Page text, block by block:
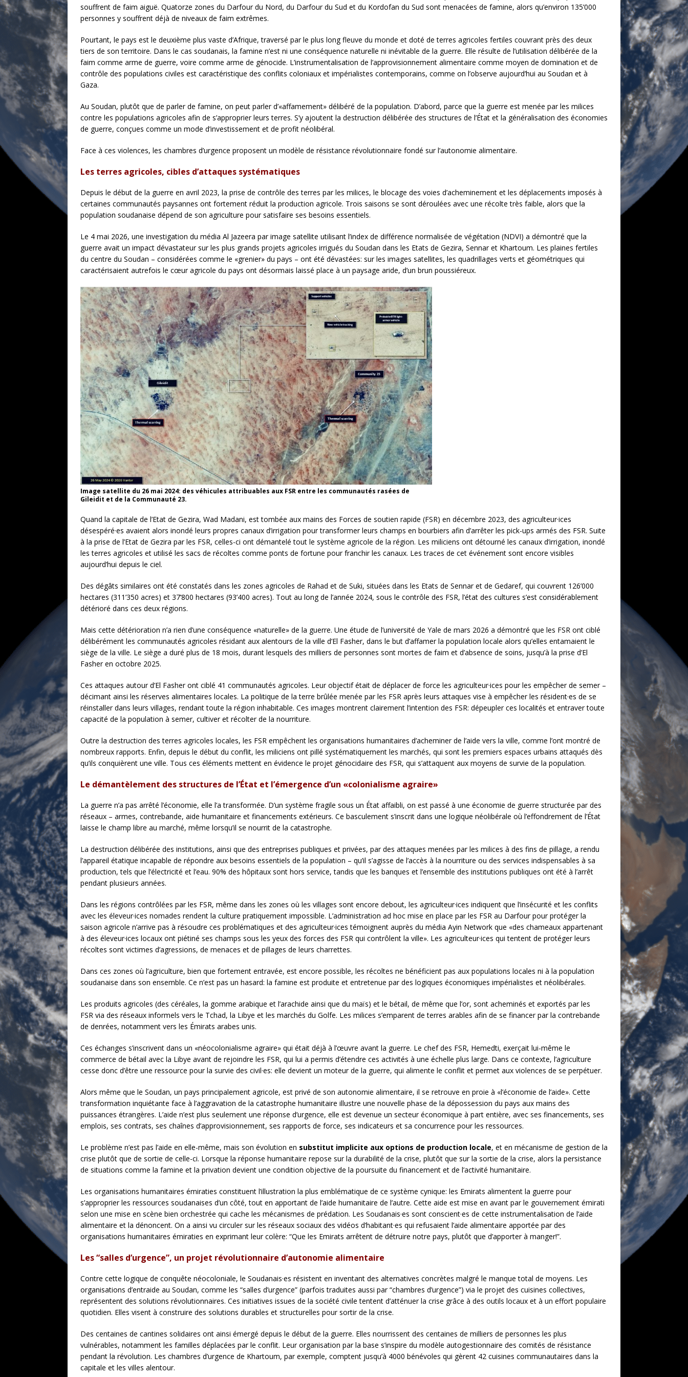
souffrent de faim aiguë. Quatorze zones du Darfour du Nord, du Darfour du Sud et du Kordofan du Sud sont menacées de famine, alors qu’environ 135’000
personnes y souffrent déjà de niveaux de faim extrêmes.
Pourtant, le pays est le deuxième plus vaste d’Afrique, traversé par le plus long fleuve du monde et doté de terres agricoles fertiles couvrant près des deux
tiers de son territoire. Dans le cas soudanais, la famine n’est ni une conséquence naturelle ni inévitable de la guerre. Elle résulte de l’utilisation délibérée de la
faim comme arme de guerre, voire comme arme de génocide. L’instrumentalisation de l’approvisionnement alimentaire comme moyen de domination et de
contrôle des populations civiles est caractéristique des conflits coloniaux et impérialistes contemporains, comme on l’observe aujourd’hui au Soudan et à
Gaza.
Au Soudan, plutôt que de parler de famine, on peut parler d’«affamement» délibéré de la population. D’abord, parce que la guerre est menée par les milices
contre les populations agricoles afin de s’approprier leurs terres. S’y ajoutent la destruction délibérée des structures de l’État et la généralisation des économies
de guerre, conçues comme un mode d’investissement et de profit néolibéral.
Face à ces violences, les chambres d’urgence proposent un modèle de résistance révolutionnaire fondé sur l’autonomie alimentaire.
Les terres agricoles, cibles d’attaques systématiques
Depuis le début de la guerre en avril 2023, la prise de contrôle des terres par les milices, le blocage des voies d’acheminement et les déplacements imposés à
certaines communautés paysannes ont fortement réduit la production agricole. Trois saisons se sont déroulées avec une récolte très faible, alors que la
population soudanaise dépend de son agriculture pour satisfaire ses besoins essentiels.
Le 4 mai 2026, une investigation du média Al Jazeera par image satellite utilisant l’index de différence normalisée de végétation (NDVI) a démontré que la
guerre avait un impact dévastateur sur les plus grands projets agricoles irrigués du Soudan dans les Etats de Gezira, Sennar et Khartoum. Les plaines fertiles
du centre du Soudan – considérées comme le «grenier» du pays – ont été dévastées: sur les images satellites, les quadrillages verts et géométriques qui
caractérisaient autrefois le cœur agricole du pays ont désormais laissé place à un paysage aride, d’un brun poussiéreux.
Image satellite du 26 mai 2024: des véhicules attribuables aux FSR entre les communautés rasées de
Gileidit et de la Communauté 23.
Quand la capitale de l’Etat de Gezira, Wad Madani, est tombée aux mains des Forces de soutien rapide (FSR) en décembre 2023, des agriculteur·ices
désespéré·es avaient alors inondé leurs propres canaux d’irrigation pour transformer leurs champs en bourbiers afin d’arrêter les pick-ups armés des FSR. Suite
à la prise de l’Etat de Gezira par les FSR, celles-ci ont démantelé tout le système agricole de la région. Les miliciens ont détourné les canaux d’irrigation, inondé
les terres agricoles et utilisé les sacs de récoltes comme ponts de fortune pour franchir les canaux. Les traces de cet événement sont encore visibles
aujourd’hui depuis le ciel.
Des dégâts similaires ont été constatés dans les zones agricoles de Rahad et de Suki, situées dans les Etats de Sennar et de Gedaref, qui couvrent 126’000
hectares (311’350 acres) et 37’800 hectares (93’400 acres). Tout au long de l’année 2024, sous le contrôle des FSR, l’état des cultures s’est considérablement
détérioré dans ces deux régions.
Mais cette détérioration n’a rien d’une conséquence «naturelle» de la guerre. Une étude de l’université de Yale de mars 2026 a démontré que les FSR ont ciblé
délibérément les communautés agricoles résidant aux alentours de la ville d’El Fasher, dans le but d’affamer la population locale alors qu’elles entamaient le
siège de la ville. Le siège a duré plus de 18 mois, durant lesquels des milliers de personnes sont mortes de faim et d’absence de soins, jusqu’à la prise d’El
Fasher en octobre 2025.
Ces attaques autour d’El Fasher ont ciblé 41 communautés agricoles. Leur objectif était de déplacer de force les agriculteur·ices pour les empêcher de semer –
décimant ainsi les réserves alimentaires locales. La politique de la terre brûlée menée par les FSR après leurs attaques vise à empêcher les résident·es de se
réinstaller dans leurs villages, rendant toute la région inhabitable. Ces images montrent clairement l’intention des FSR: dépeupler ces localités et entraver toute
capacité de la population à semer, cultiver et récolter de la nourriture.
Outre la destruction des terres agricoles locales, les FSR empêchent les organisations humanitaires d’acheminer de l’aide vers la ville, comme l’ont montré de
nombreux rapports. Enfin, depuis le début du conflit, les miliciens ont pillé systématiquement les marchés, qui sont les premiers espaces urbains attaqués dès
qu’ils conquièrent une ville. Tous ces éléments mettent en évidence le projet génocidaire des FSR, qui s’attaquent aux moyens de survie de la population.
Le démantèlement des structures de l’État et l’émergence d’un «colonialisme agraire»
La guerre n’a pas arrêté l’économie, elle l’a transformée. D’un système fragile sous un État affaibli, on est passé à une économie de guerre structurée par des
réseaux – armes, contrebande, aide humanitaire et financements extérieurs. Ce basculement s’inscrit dans une logique néolibérale où l’effondrement de l’État
laisse le champ libre au marché, même lorsqu’il se nourrit de la catastrophe.
La destruction délibérée des institutions, ainsi que des entreprises publiques et privées, par des attaques menées par les milices à des fins de pillage, a rendu
l’appareil étatique incapable de répondre aux besoins essentiels de la population – qu’il s’agisse de l’accès à la nourriture ou des services indispensables à sa
production, tels que l’électricité et l’eau. 90% des hôpitaux sont hors service, tandis que les banques et l’ensemble des institutions publiques ont été à l’arrêt
pendant plusieurs années.
Dans les régions contrôlées par les FSR, même dans les zones où les villages sont encore debout, les agriculteur·ices indiquent que l’insécurité et les conflits
avec les éleveur·ices nomades rendent la culture pratiquement impossible. L’administration ad hoc mise en place par les FSR au Darfour pour protéger la
saison agricole n’arrive pas à résoudre ces problématiques et des agriculteur·ices témoignent auprès du média Ayin Network que «des chameaux appartenant
à des éleveur·ices locaux ont piétiné ses champs sous les yeux des forces des FSR qui contrôlent la ville». Les agriculteur·ices qui tentent de protéger leurs
récoltes sont victimes d’agressions, de menaces et de pillages de leurs charrettes.
Dans ces zones où l’agriculture, bien que fortement entravée, est encore possible, les récoltes ne bénéficient pas aux populations locales ni à la population
soudanaise dans son ensemble. Ce n’est pas un hasard: la famine est produite et entretenue par des logiques économiques impérialistes et néolibérales.
Les produits agricoles (des céréales, la gomme arabique et l’arachide ainsi que du maïs) et le bétail, de même que l’or, sont acheminés et exportés par les
FSR via des réseaux informels vers le Tchad, la Libye et les marchés du Golfe. Les milices s’emparent de terres arables afin de se financer par la contrebande
de denrées, notamment vers les Émirats arabes unis.
Ces échanges s’inscrivent dans un «néocolonialisme agraire» qui était déjà à l’œuvre avant la guerre. Le chef des FSR, Hemedti, exerçait lui-même le
commerce de bétail avec la Libye avant de rejoindre les FSR, qui lui a permis d’étendre ces activités à une échelle plus large. Dans ce contexte, l’agriculture
cesse donc d’être une ressource pour la survie des civil·es: elle devient un moteur de la guerre, qui alimente le conflit et permet aux violences de se perpétuer.
Alors même que le Soudan, un pays principalement agricole, est privé de son autonomie alimentaire, il se retrouve en proie à «l’économie de l’aide». Cette
transformation inquiétante face à l’aggravation de la catastrophe humanitaire illustre une nouvelle phase de la dépossession du pays aux mains des
puissances étrangères. L’aide n’est plus seulement une réponse d’urgence, elle est devenue un secteur économique à part entière, avec ses financements, ses
emplois, ses contrats, ses chaînes d’approvisionnement, ses rapports de force, ses indicateurs et sa concurrence pour les ressources.
Le problème n’est pas l’aide en elle-même, mais son évolution en substitut implicite aux options de production locale, et en mécanisme de gestion de la
crise plutôt que de sortie de celle-ci. Lorsque la réponse humanitaire repose sur la durabilité de la crise, plutôt que sur la sortie de la crise, alors la persistance
de situations comme la famine et la privation devient une condition objective de la poursuite du financement et de l’activité humanitaire.
Les organisations humanitaires émiraties constituent l’illustration la plus emblématique de ce système cynique: les Emirats alimentent la guerre pour
s’approprier les ressources soudanaises d’un côté, tout en apportant de l’aide humanitaire de l’autre. Cette aide est mise en avant par le gouvernement émirati
selon une mise en scène bien orchestrée qui cache les mécanismes de prédation. Les Soudanais·es sont conscient·es de cette instrumentalisation de l’aide
alimentaire et la dénoncent. On a ainsi vu circuler sur les réseaux sociaux des vidéos d’habitant·es qui refusaient l’aide alimentaire apportée par des
organisations humanitaires émiraties en exprimant leur colère: “Que les Emirats arrêtent de détruire notre pays, plutôt que d’apporter à manger!”.
Les “salles d’urgence”, un projet révolutionnaire d’autonomie alimentaire
Contre cette logique de conquête néocoloniale, le Soudanais·es résistent en inventant des alternatives concrètes malgré le manque total de moyens. Les
organisations d’entraide au Soudan, comme les “salles d’urgence” (parfois traduites aussi par “chambres d’urgence”) via le projet des cuisines collectives,
représentent des solutions révolutionnaires. Ces initiatives issues de la société civile tentent d’atténuer la crise grâce à des outils locaux et à un effort populaire
quotidien. Elles visent à construire des solutions durables et structurelles pour sortir de la crise.
Des centaines de cantines solidaires ont ainsi émergé depuis le début de la guerre. Elles nourrissent des centaines de milliers de personnes les plus
vulnérables, notamment les familles déplacées par le conflit. Leur organisation par la base s’inspire du modèle autogestionnaire des comités de résistance
pendant la révolution. Les chambres d’urgence de Khartoum, par exemple, comptent jusqu’à 4000 bénévoles qui gèrent 42 cuisines communautaires dans la
capitale et les villes alentour.